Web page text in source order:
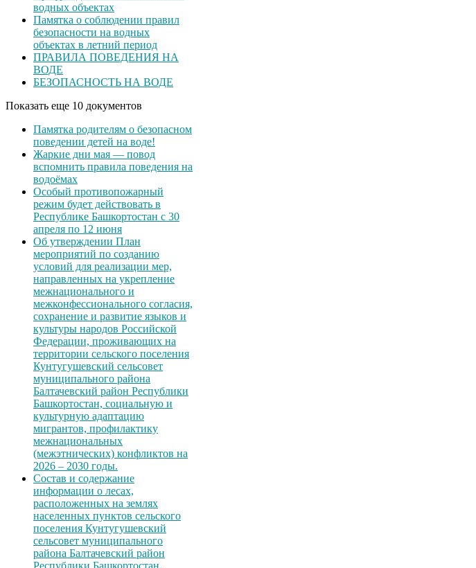
водных объектах
Памятка о соблюдении правил
безопасности на водных
объектах в летний период
ПРАВИЛА ПОВЕДЕНИЯ НА
ВОДЕ
БЕЗОПАСНОСТЬ НА ВОДЕ
Показать еще 10 документов
Памятка родителям о безопасном
поведении детей на воде!
Жаркие дни мая — повод
вспомнить правила поведения на
водоёмах
Особый противопожарный
режим будет действовать в
Республике Башкортостан с 30
апреля по 12 июня
Об утверждении План
мероприятий по созданию
условий для реализации мер,
направленных на укрепление
межнационального и
межконфессионального согласия,
сохранение и развитие языков и
культуры народов Российской
Федерации, проживающих на
территории сельского поселения
Кунтугушевский сельсовет
муниципального района
Балтачевский район Республики
Башкортостан, социальную и
культурную адаптацию
мигрантов, профилактику
межнациональных
(межэтнических) конфликтов на
2026 – 2030 годы.
Состав и содержание
информации о лесах,
расположенных на землях
населенных пунктов сельского
поселения Кунтугушевский
сельсовет муниципального
района Балтачевский район